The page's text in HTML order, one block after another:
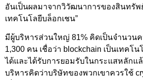
อันเป็นผลมาจากวิวัฒนาการของสินทรั
เทคโนโลยีบล็อกเชน”
มีผู้บริหารส่วนใหญ่ 81% คิดเป็นจำนวน
1,300 คน เชื่อว่า blockchain เป็นเทคโ
ได้และได้รับการยอมรับในกระแสหลักแ
บริหารคิดว่าบริษัทของพวกเขาควรใช้